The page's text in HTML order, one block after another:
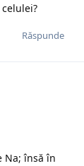
Răspunde
Na; însă în